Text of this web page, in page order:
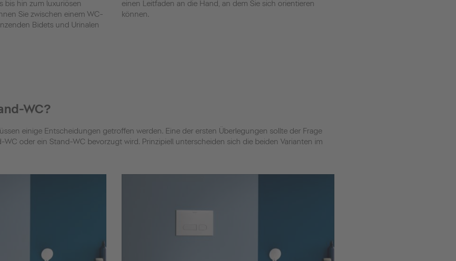
bis hin zum luxuriösen
Sie zwischen einem WC-
Bidets und Urinalen
einen Leitfaden an die Hand, an dem Sie sich orientieren
können.
WC?
einige Entscheidungen getroffen werden. Eine der ersten Überlegungen sollte der Frage
oder ein Stand-WC bevorzugt wird. Prinzipiell unterscheiden sich die beiden Varianten im